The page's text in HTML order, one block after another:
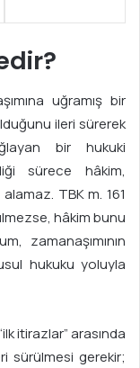
uğramış bir
ileri sürerek
bir hukuki
sürece hâkim,
TBK m. 161
hâkim bunu
zamanaşımının
hukuku yoluyla
itirazlar” arasında
sürülmesi gerekir;